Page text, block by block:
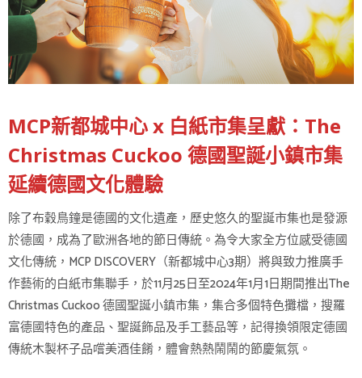
MCP新都城中心 x 白紙市集呈獻：The
Christmas Cuckoo 德國聖誕小鎮市集
延續德國文化體驗
除了布穀鳥鐘是德國的文化遺產，歷史悠久的聖誕市集也是發源
於德國，成為了歐洲各地的節日傳統。為令大家全方位感受德國
文化傳統，MCP DISCOVERY（新都城中心3期）將與致力推廣手
作藝術的白紙市集聯手，於11月25日至2024年1月1日期間推出The
Christmas Cuckoo 德國聖誕小鎮市集，集合多個特色攤檔，搜羅
富德國特色的產品、聖誕飾品及手工藝品等，記得換領限定德國
傳統木製杯子品嚐美酒佳餚，體會熱熱鬧鬧的節慶氣氛。